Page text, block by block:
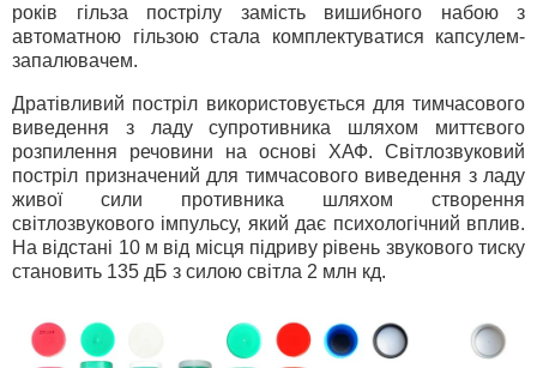
років гільза пострілу замість вишибного набою з
автоматною гільзою стала комплектуватися капсулем-
запалювачем.
Дратівливий постріл використовується для тимчасового
виведення з ладу супротивника шляхом миттєвого
розпилення речовини на основі ХАФ. Світлозвуковий
постріл призначений для тимчасового виведення з ладу
живої сили противника шляхом створення
світлозвукового імпульсу, який дає психологічний вплив.
На відстані 10 м від місця підриву рівень звукового тиску
становить 135 дБ з силою світла 2 млн кд.